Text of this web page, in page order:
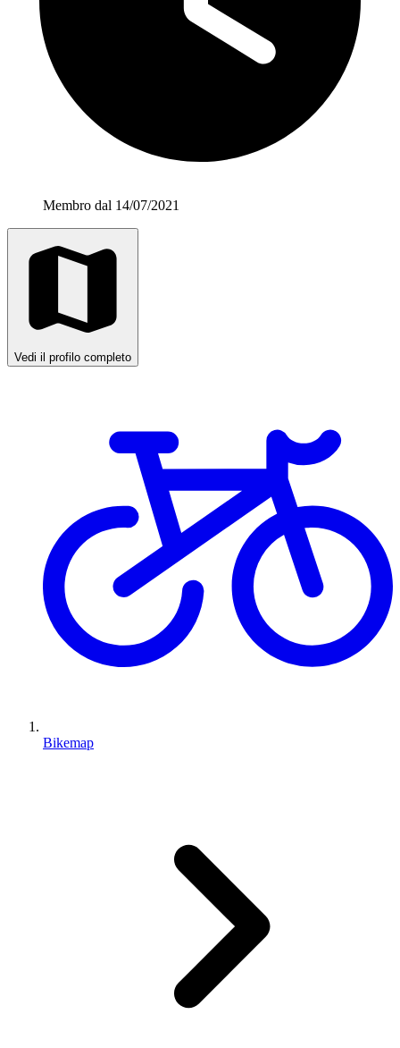
Membro dal 14/07/2021
Vedi il profilo completo
Bikemap